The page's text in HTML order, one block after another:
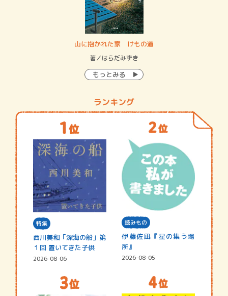
山に抱かれた家 けもの道
著／はらだみずき
もっとみる
ランキング
特集
西川美和「深海の船」第
１回 置いてきた子供
2026-08-06
読みもの
伊藤佐凪『星の集う場
所』
2026-08-05